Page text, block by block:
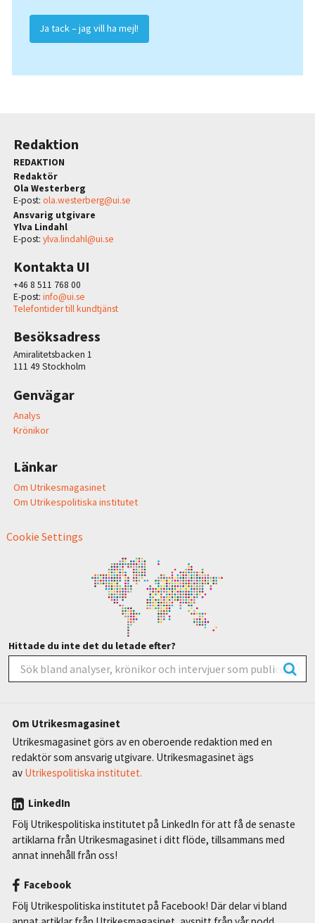
Ja tack – jag vill ha mejl!
Redaktion
REDAKTION
Redaktör
Ola Westerberg
E-post: ola.westerberg@ui.se
Ansvarig utgivare
Ylva Lindahl
E-post: ylva.lindahl@ui.se
Kontakta UI
+46 8 511 768 00
E-post: info@ui.se
Telefontider till kundtjänst
Besöksadress
Amiralitetsbacken 1
111 49 Stockholm
Genvägar
Analys
Krönikor
Länkar
Om Utrikesmagasinet
Om Utrikespolitiska institutet
Cookie Settings
Hittade du inte det du letade efter?
Om Utrikesmagasinet
Utrikesmagasinet görs av en oberoende redaktion med en
redaktör som ansvarig utgivare. Utrikesmagasinet ägs
av Utrikespolitiska institutet.
LinkedIn
Följ Utrikespolitiska institutet på LinkedIn för att få de senaste
artiklarna från Utrikesmagasinet i ditt flöde, tillsammans med
annat innehåll från oss!
Facebook
Följ Utrikespolitiska institutet på Facebook! Där delar vi bland